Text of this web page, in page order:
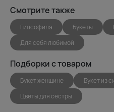
Смотрите также
Гипсофила Букеты
Для себя любимой
Подборки с товаром
Букет женщине
Букет из
Цветы для сестры